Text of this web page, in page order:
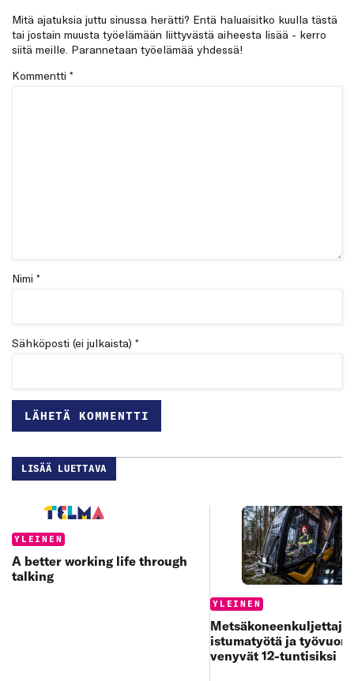
Mitä ajatuksia juttu sinussa herätti? Entä haluaisitko kuulla tästä
tai jostain muusta työelämään liittyvästä aiheesta lisää - kerro
siitä meille. Parannetaan työelämää yhdessä!
Kommentti *
Nimi *
Sähköposti (ei julkaista) *
LISÄÄ LUETTAVA
Categories:
YLEINEN
A better working life through
talking
Categories:
YLEINEN
istumatyötä ja
venyvät 12-tuntisiksi